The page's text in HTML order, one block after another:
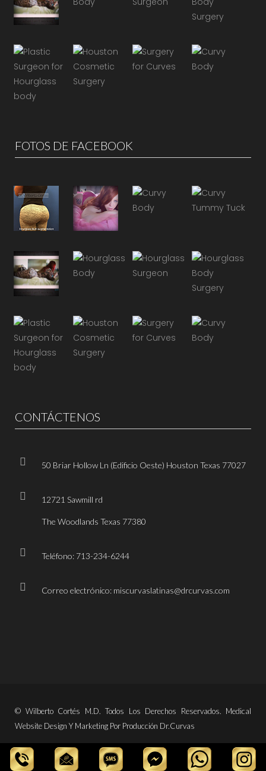
FOTOS DE FACEBOOK
CONTÁCTENOS
50 Briar Hollow Ln (Edificio Oeste) Houston Texas 77027
12721 Sawmill rd
The Woodlands Texas 77380
Teléfono: 713-234-6244
Correo electrónico: miscurvaslatinas@drcurvas.com
© Wilberto Cortés M.D. Todos Los Derechos Reservados. Medical
Website Design Y Marketing Por Producción Dr.Curvas